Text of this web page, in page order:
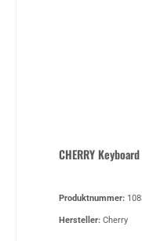
CHERRY
Produktnummer:
Hersteller: Cherry